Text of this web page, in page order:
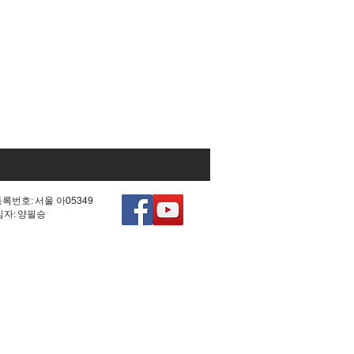
번호: 서울 아05349
: 양필승